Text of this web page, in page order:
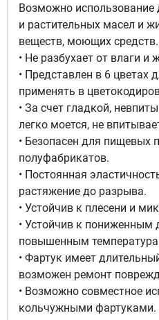
Возможно
и растительных масел и
веществ, моющих средств.
• Не разбухает от влаги и
• Представлен в 6 цветах
применять в
• За счет гладкой,
легко моется, не
• Безопасен для пищевых
полуфабрикатов.
• Постоянная
растяжение до разрыва.
• Устойчив к плесени и
• Устойчив к пониженным
повышенным
• Фартук имеет
возможен ремонт
• Возможно совместное
кольчужными фартуками.